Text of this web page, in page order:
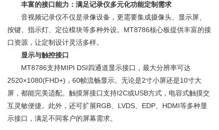
丰富的接口能力：满足记录仪多元化功能定制需求
音视频记录仪不仅是录像设备，更需要集成摄像头、显示屏、
按键、指示灯、定位模块等多种外设。MT8786核心板提供丰富的接
口资源，让定制设计灵活多样。
显示与触控接口
MT8786支持MIPI DSI四通道显示接口，最大分辨率可达
2520×1080(FHD+)，60帧流畅显示。无论是2寸小屏还是10寸大
屏，都能完美适配。触摸屏接口支持I2C或USB方式，电容式触摸交
互灵敏便捷。此外，还可扩展RGB、LVDS、EDP、HDMI等多种显
示接口，满足不同客户的屏幕需求。